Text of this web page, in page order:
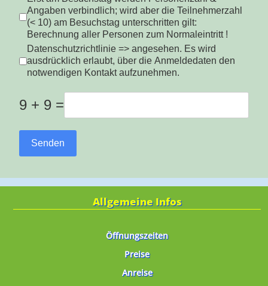
Angaben verbindlich; wird aber die Teilnehmerzahl
(< 10) am Besuchstag unterschritten gilt:
Berechnung aller Personen zum Normaleintritt !
Datenschutzrichtlinie => angesehen. Es wird
ausdrücklich erlaubt, über die Anmeldedaten den
notwendigen Kontakt aufzunehmen.
9 + 9 =
Senden
Allgemeine Infos
Öffnungszeiten
Preise
Anreise